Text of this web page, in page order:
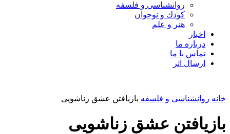
روانشناسی و فلسفه
کودك و نوجوان
هنر و علم
اخبار
درباره ما
تماس با ما
ارسال اثر
خانه روانشناسی و فلسفه بازیافتن عشق زناشویی
بازیافتن عشق زناشویی